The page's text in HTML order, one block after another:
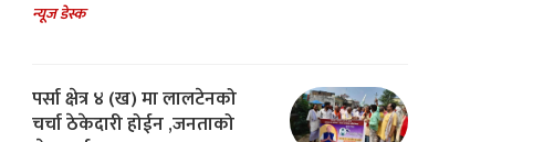
न्यूज डेस्क
पर्सा क्षेत्र ४ (ख) मा लालटेनको
चर्चा ठेकेदारी होईन ,जनताको